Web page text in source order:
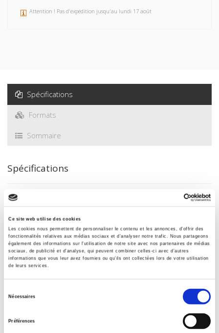
Ce site web utilise des cookies
Les cookies nous permettent de personnaliser le contenu et les annonces, d'offrir des
fonctionnalités relatives aux médias sociaux et d'analyser notre trafic. Nous partageons
également des informations sur l'utilisation de notre site avec nos partenaires de médias
sociaux, de publicité et d'analyse, qui peuvent combiner celles-ci avec d'autres
informations que vous leur avez fournies ou qu'ils ont collectées lors de votre utilisation
de leurs services.
Nécessaires
Préférences
Attention ! Pas d'expédition jusqu'au lundi 17 août
Spécifications
Formats
Sommaire
Spécifications
Éditeur
Presses de Sciences Po
Directeur éditorial
Jacobo Grajales, Cécile Jouhanneau
Revue
Gouvernement & action publique
Langue